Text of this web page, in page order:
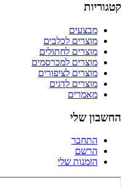
קטגוריות
מבצעים
מוצרים לכלבים
מוצרים לחתולים
מוצרים למכרסמים
מוצרים לציפורים
מוצרים לדגים
מאמרים
החשבון שלי
התחבר
הרשם
הזמנות שלי